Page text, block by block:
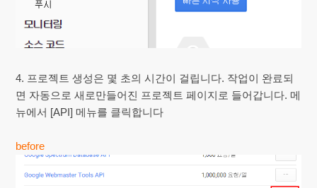
4. 프로젝트 생성은 몇 초의 시간이 걸립니다. 작업이 완료되
면 자동으로 새로만들어진 프로젝트 페이지로 들어갑니다. 메
뉴에서 [API] 메뉴를 클릭합니다
before